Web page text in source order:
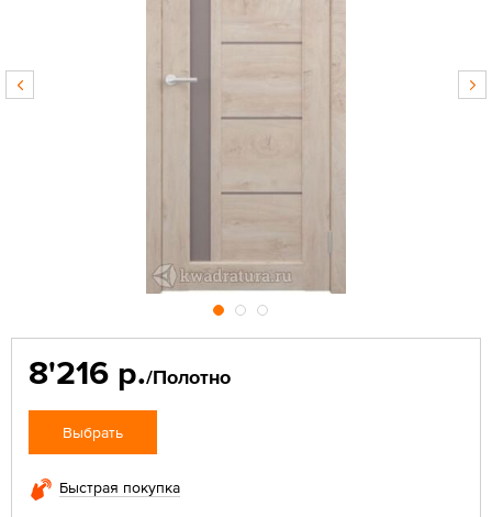
8'216 р./Полотно
Выбрать
Быстрая покупка